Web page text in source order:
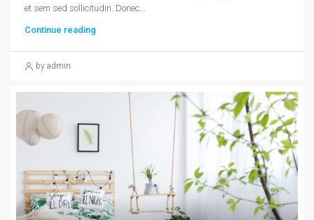
et sem sed sollicitudin. Donec...
Continue reading
by admin